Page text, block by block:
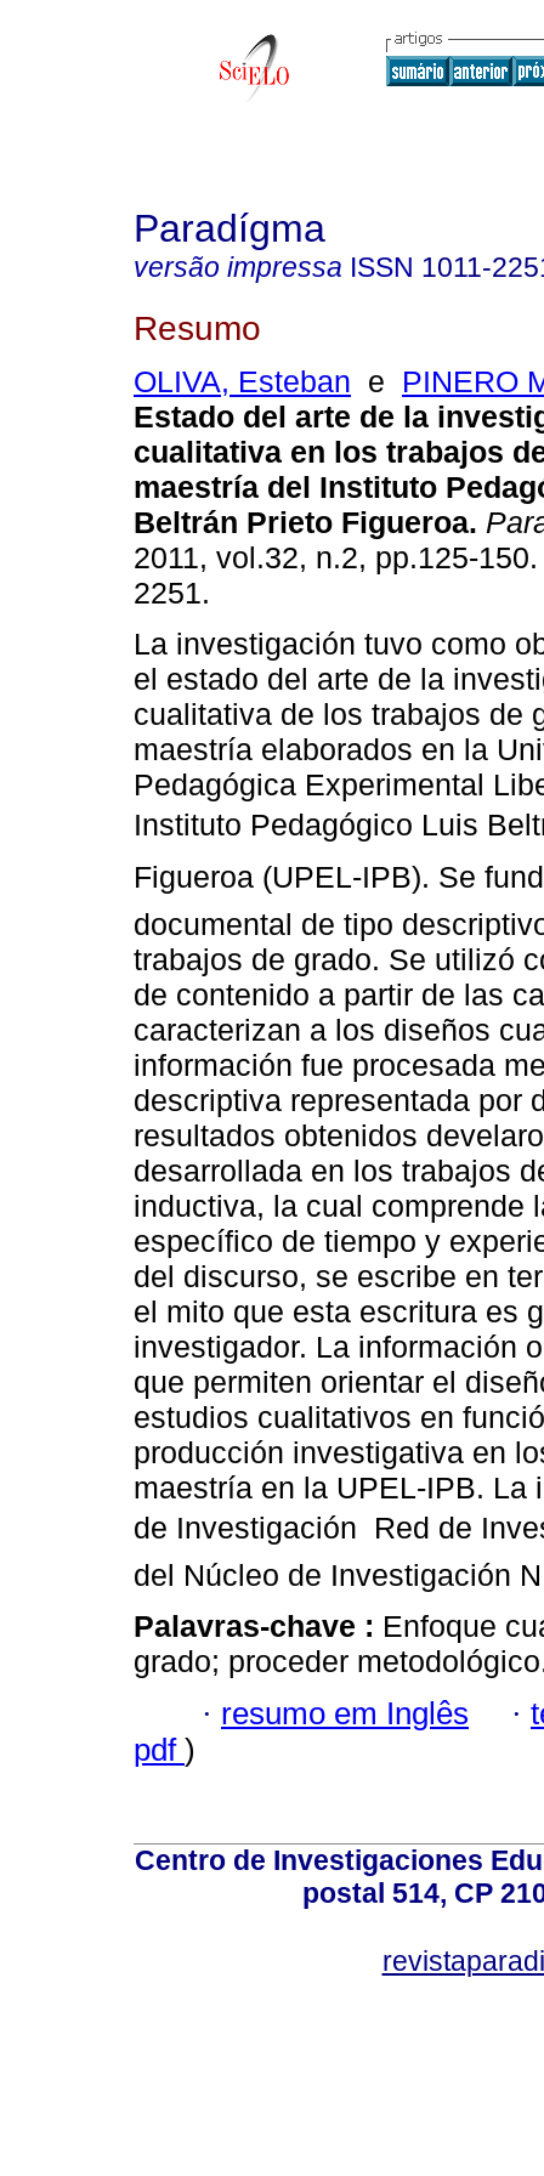
Paradígma
versão impressa ISSN 1011-
Resumo
OLIVA, Esteban e PINERO
Estado del arte de la
cualitativa en los trabajos
maestría del Instituto
Beltrán Prieto Figueroa.
2011, vol.32, n.2, pp.125-
2251.
La investigación tuvo como
el estado del arte de la
cualitativa de los trabajos de
maestría elaborados en la
Pedagógica Experimental
Instituto Pedagógico Luis
Figueroa (UPEL-IPB). Se
documental de tipo
trabajos de grado. Se utilizó
de contenido a partir de las
caracterizan a los diseños
información fue procesada
descriptiva representada por
resultados obtenidos
desarrollada en los trabajos
inductiva, la cual comprende
específico de tiempo y
del discurso, se escribe en
el mito que esta escritura es
investigador. La información
que permiten orientar el
estudios cualitativos en
producción investigativa en
maestría en la UPEL-IPB.
de Investigación Red de
del Núcleo de Investigación
Palavras-chave : Enfoque
grado; proceder
· resumo em Inglês ·
pdf )
Centro de Investigaciones
postal 514, CP